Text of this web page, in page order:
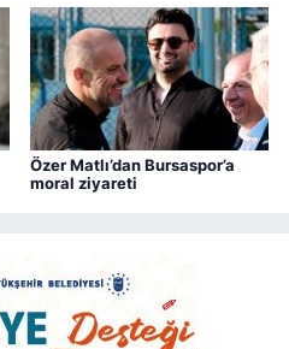
Özer Matlı’dan Bursaspor’a
moral ziyareti